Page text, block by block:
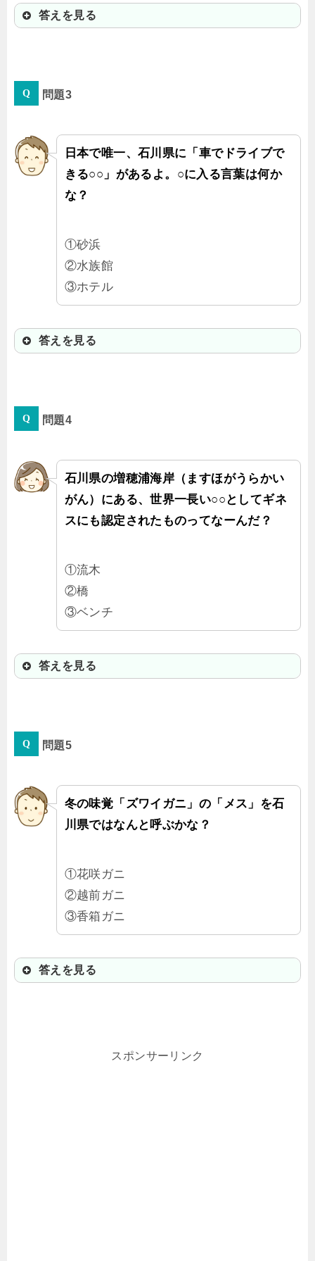
答えを見る
江戸時代から長い歳月をかけて造ら
た魅力があって地元の人からも親し
まれていて、観光客からも人気のス
ポットなんだ。
問題3
日本で唯一、石川県に「車でドライブで
きる○○」があるよ。○に入る言葉は何か
な？
①砂浜
②水族館
③ホテル
答えを見る
普通の車で砂浜をドライブできる珍
イブウェイ」の砂は、きめ細かくて
砂の1粒1粒が海水を含んで引き締ま
って硬くなるから普通の車も、バス
も走れるんだ。
問題4
石川県の増穂浦海岸（ますほがうらかい
がん）にある、世界一長い○○としてギネ
スにも認定されたものってなーんだ？
①流木
②橋
③ベンチ
答えを見る
全長は460メートルだよ！完成記念イ
て。夕日の絶景スポットなんだよ。
問題5
冬の味覚「ズワイガニ」の「メス」を石
川県ではなんと呼ぶかな？
①花咲ガニ
②越前ガニ
③香箱ガニ
答えを見る
オスよりも小さい分、濃厚で旨味が
スポンサーリンク